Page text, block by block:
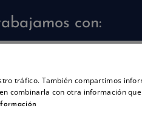
con:
tráfico. También compartimos
combinarla con otra información